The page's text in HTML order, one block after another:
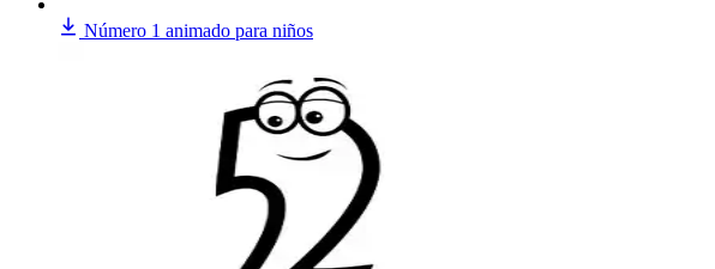
Número 1 animado para niños